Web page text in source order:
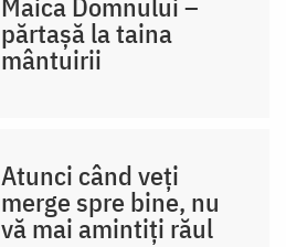
părtașă la taina
mântuirii
Atunci când veți
merge spre bine, nu
vă mai amintiți răul